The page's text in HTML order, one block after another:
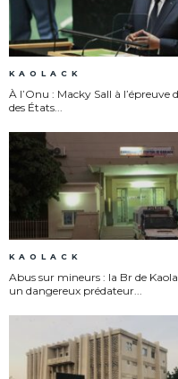
KAOLACK
À l’Onu : Macky Sall à l’épreuve
des États...
KAOLACK
Abus sur mineurs : la Br de
un dangereux prédateur...